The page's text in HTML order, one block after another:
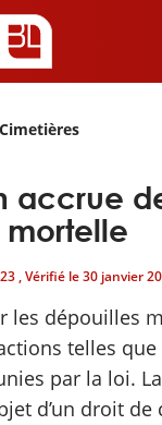
accrue
, Vérifié le30 janvier
les dépouilles
telles que
par la loi.
d’un droit